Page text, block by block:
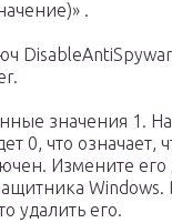
.
значения 1.
0, что означает,
Измените его
Windows.
удалить его.